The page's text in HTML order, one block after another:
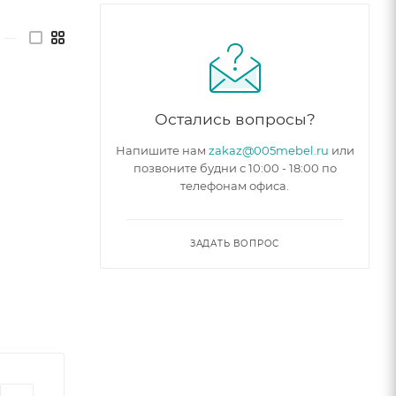
Остались вопросы?
Напишите нам zakaz@005mebel.ru или
позвоните будни с 10:00 - 18:00 по
телефонам офиса.
ЗАДАТЬ ВОПРОС